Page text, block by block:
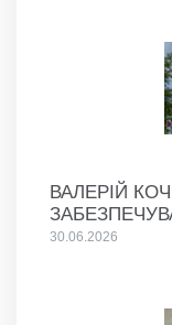
ВАЛЕРІЙ
30.06.2026